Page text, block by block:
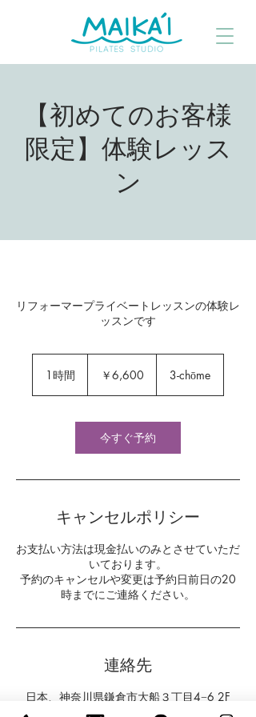
【初めてのお客様
限定】体験レッス
ン
リフォーマープライベートレッスンの体験レ
ッスンです
1時間 ￥6,600 3-chōme
今すぐ予約
キャンセルポリシー
お支払い方法は現金払いのみとさせていただ
いております。
予約のキャンセルや変更は予約日前日の20
時までにご連絡ください。
連絡先
日本、神奈川県鎌倉市大船３丁目4−6 2F